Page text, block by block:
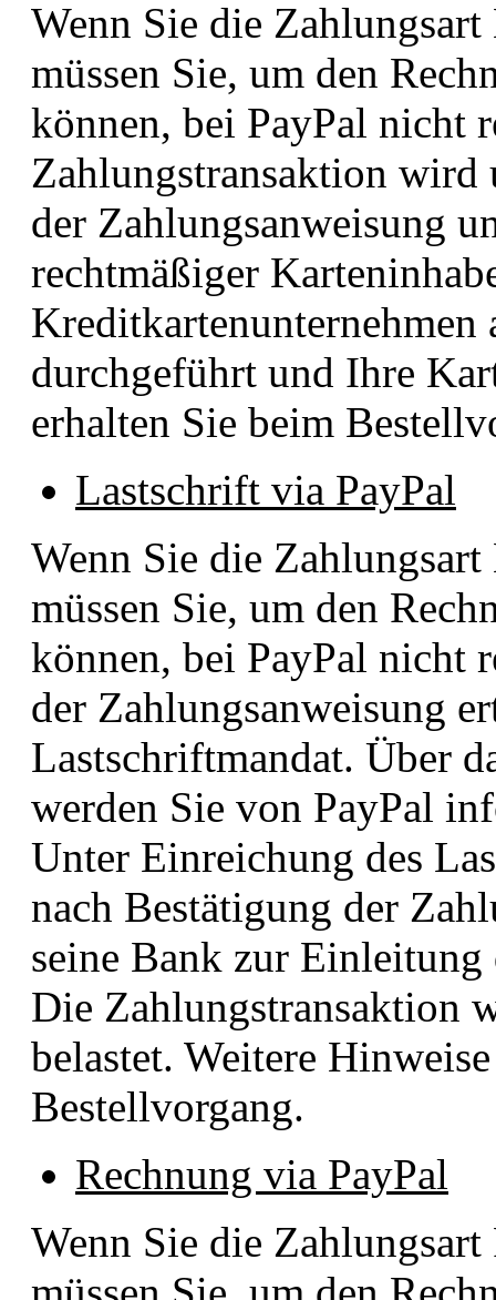
Wenn Sie die
müssen Sie, um den
können, bei PayPal nicht
Zahlungstransaktion wird
der Zahlungsanweisung
rechtmäßiger
durchgeführt und Ihre
erhalten Sie beim
Lastschrift via PayPal
Wenn Sie die
müssen Sie, um den
können, bei PayPal nicht
der Zahlungsanweisung
Lastschriftmandat. Über
werden Sie von PayPal
Unter Einreichung des
nach Bestätigung der
seine Bank zur
Die Zahlungstransaktion
belastet. Weitere
Bestellvorgang.
Rechnung via PayPal
Wenn Sie die